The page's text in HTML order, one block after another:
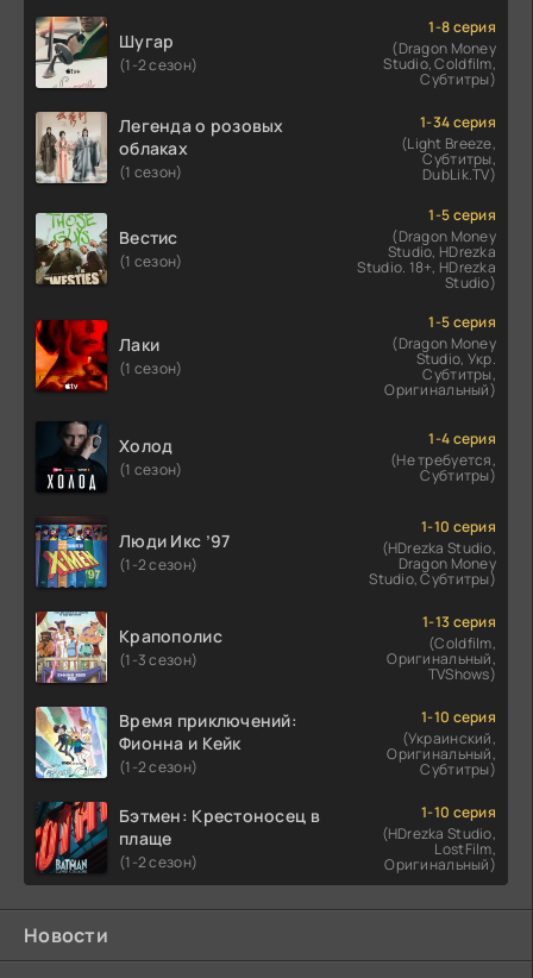
Шугар
(1-2 сезон)
1-8 серия
(Dragon Money
Studio, Coldfilm,
Субтитры)
Легенда о розовых
облаках
(1 сезон)
1-34 серия
(Light Breeze,
Субтитры,
DubLik.TV)
Вестис
(1 сезон)
1-5 серия
(Dragon Money
Studio, HDrezka
Studio. 18+, HDrezka
Studio)
Лаки
(1 сезон)
1-5 серия
(Dragon Money
Studio, Укр.
Субтитры,
Оригинальный)
Холод
(1 сезон)
1-4 серия
(Не требуется,
Субтитры)
Люди Икс ’97
(1-2 сезон)
1-10 серия
(HDrezka Studio,
Dragon Money
Studio, Субтитры)
Крапополис
(1-3 сезон)
1-13 серия
(Coldfilm,
Оригинальный,
TVShows)
Время приключений:
Фионна и Кейк
(1-2 сезон)
1-10 серия
(Украинский,
Оригинальный,
Субтитры)
Бэтмен: Крестоносец в
плаще
(1-2 сезон)
1-10 серия
(HDrezka Studio,
LostFilm,
Оригинальный)
Новости